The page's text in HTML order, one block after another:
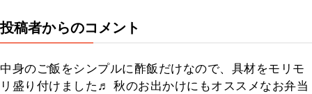
投稿者からのコメント
中身のご飯をシンプルに酢飯だけなので、具材をモリモ
リ盛り付けました♬ 秋のお出かけにもオススメなお弁当